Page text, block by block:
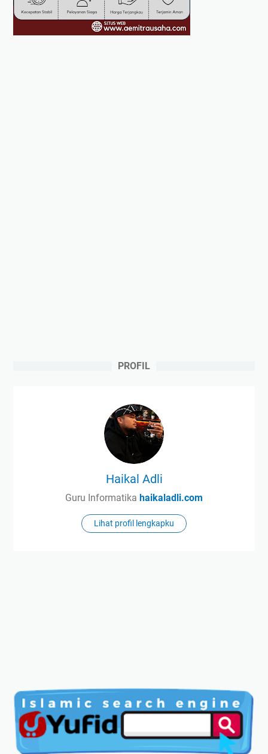
PROFIL
Haikal Adli
Guru Informatika haikaladli.com
Lihat profil lengkapku